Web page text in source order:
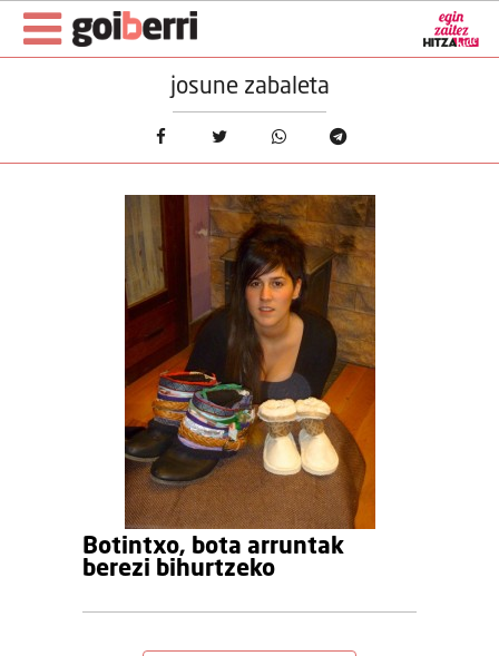
josune zabaleta
Botintxo, bota arruntak
berezi bihurtzeko